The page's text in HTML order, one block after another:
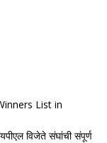
List in
विजेते संघांची संपूर्ण